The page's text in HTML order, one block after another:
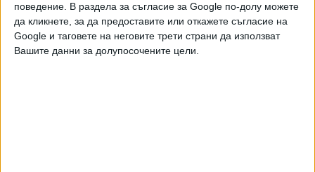
поведение. В раздела за съгласие за Google по-долу можете
да кликнете, за да предоставите или откажете съгласие на
Google и таговете на неговите трети страни да използват
Вашите данни за долупосочените цели.
Ключови думи: акула, Египет,нападение,Хургада